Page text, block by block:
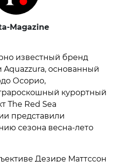
Magazine
известный бренд
Aquazzura, основанный
Осорио,
курортный
The Red Sea
представили
сезона весна-лето
Дезире Маттссон